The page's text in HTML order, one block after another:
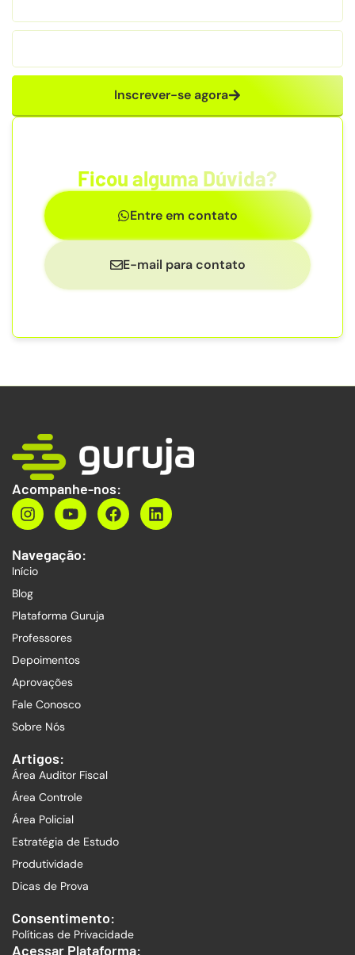
Inscrever-se agora
Ficou alguma Dúvida?
Entre em contato
E-mail para contato
Acompanhe-nos:
Navegação:
Início
Blog
Plataforma Guruja
Professores
Depoimentos
Aprovações
Fale Conosco
Sobre Nós
Artigos:
Área Auditor Fiscal
Área Controle
Área Policial
Estratégia de Estudo
Produtividade
Dicas de Prova
Consentimento:
Políticas de Privacidade
Acessar Plataforma: